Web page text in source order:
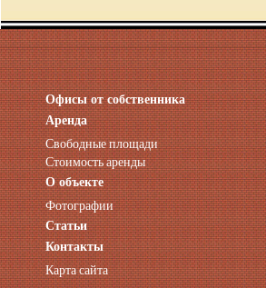
Офисы от собственника
Аренда нежилых помещений
Аренда помещений от собственника
Аренда конференц-зала СПб
Офисы у метро
Офисы в Адмиралтейском районе
Помещения с отдельным входом
Небольшие офисы
Аренда офиса около метро
Снять помещение у метро
Аренда помещений у метро
Аренда помещений район
Аренда
Свободные площади
Стоимость аренды
О объекте
Фотографии
Статьи
Контакты
Карта сайта